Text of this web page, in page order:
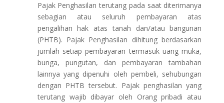
Pajak Penghasilan terutang pada saat diterimanya
sebagian atau seluruh pembayaran atas
pengalihan hak atas tanah dan/atau bangunan
(PHTB). Pajak Penghasilan dihitung berdasarkan
jumlah setiap pembayaran termasuk uang muka,
bunga, pungutan, dan pembayaran tambahan
lainnya yang dipenuhi oleh pembeli, sehubungan
dengan PHTB tersebut. Pajak penghasilan yang
terutang wajib dibayar oleh Orang pribadi atau